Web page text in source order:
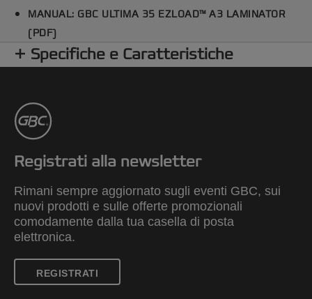
MANUAL: GBC ULTIMA 35 EZLOAD™ A3 LAMINATOR
(PDF)
Specifiche e Caratteristiche
Registrati alla newsletter
Rimani sempre aggiornato sugli eventi GBC, sui
nuovi prodotti e sulle offerte promozionali
comodamente dalla tua casella di posta
elettronica.
REGISTRATI